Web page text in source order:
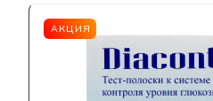
АКЦИЯ